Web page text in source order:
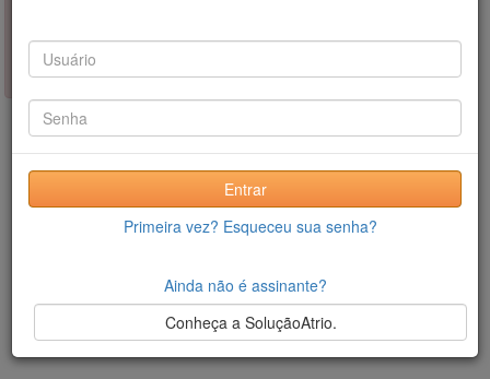
Sessão indisponível (expirada por inatividade ou login não
realizado)
Entrar
Primeira vez? Esqueceu sua senha?
Ainda não é assinante?
Conheça a SoluçãoAtrio.